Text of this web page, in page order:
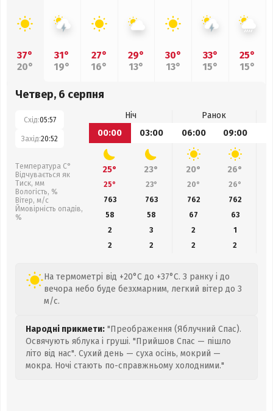
37°
20°
31°
19°
27°
16°
29°
13°
30°
13°
33°
15°
25°
15°
Четвер, 6 серпня
Схід:05:57
Захід:20:52
Температура С°
Відчувається як
Тиск, мм
Вологість, %
Вітер, м/с
Ймовірність опадів,
%
Ніч
Ранок
00:00
03:00 06:00 09:00
25° 23° 20° 26°
25° 23° 20° 26°
763
763 762 762
58
58 67 63
2
3 2
1
2
2 2 2
На термометрі від +20°C до +37°C. З ранку і до
вечора небо буде безхмарним, легкий вітер до 3
м/с.
Народні прикмети: "Преображення (Яблучний Спас).
Освячують яблука і груші. "Прийшов Спас — пішло
літо від нас". Сухий день — суха осінь, мокрий —
мокра. Ночі стають по-справжньому холодними."